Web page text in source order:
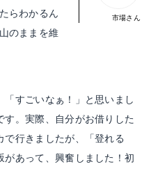
らわかるん
のままを維
「すごいなぁ！」と思いまし
す。実際、自分がお借りした
で行きましたが、「登れる
があって、興奮しました！初